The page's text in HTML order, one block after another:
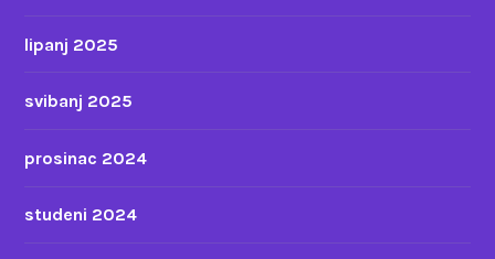
lipanj 2025
svibanj 2025
prosinac 2024
studeni 2024